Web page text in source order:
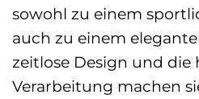
sowohl zu einem
auch zu einem
zeitlose Design und
Verarbeitung machen